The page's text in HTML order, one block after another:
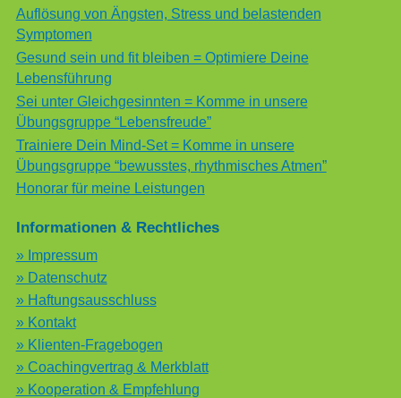
Auflösung von Ängsten, Stress und belastenden
Symptomen
Gesund sein und fit bleiben = Optimiere Deine
Lebensführung
Sei unter Gleichgesinnten = Komme in unsere
Übungsgruppe “Lebensfreude”
Trainiere Dein Mind-Set = Komme in unsere
Übungsgruppe “bewusstes, rhythmisches Atmen”
Honorar für meine Leistungen
Informationen & Rechtliches
» Impressum
» Datenschutz
» Haftungsausschluss
» Kontakt
» Klienten-Fragebogen
» Coachingvertrag & Merkblatt
» Kooperation & Empfehlung